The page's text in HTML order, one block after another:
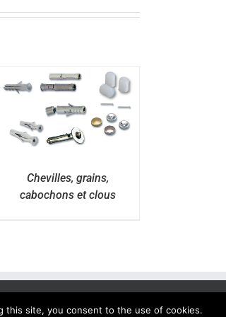
Chevilles, grains,
cabochons et clous
this site, you consent to the use of cookies.